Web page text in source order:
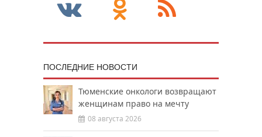
ПОСЛЕДНИЕ НОВОСТИ
Тюменские онкологи возвращают
женщинам право на мечту
08 августа 2026